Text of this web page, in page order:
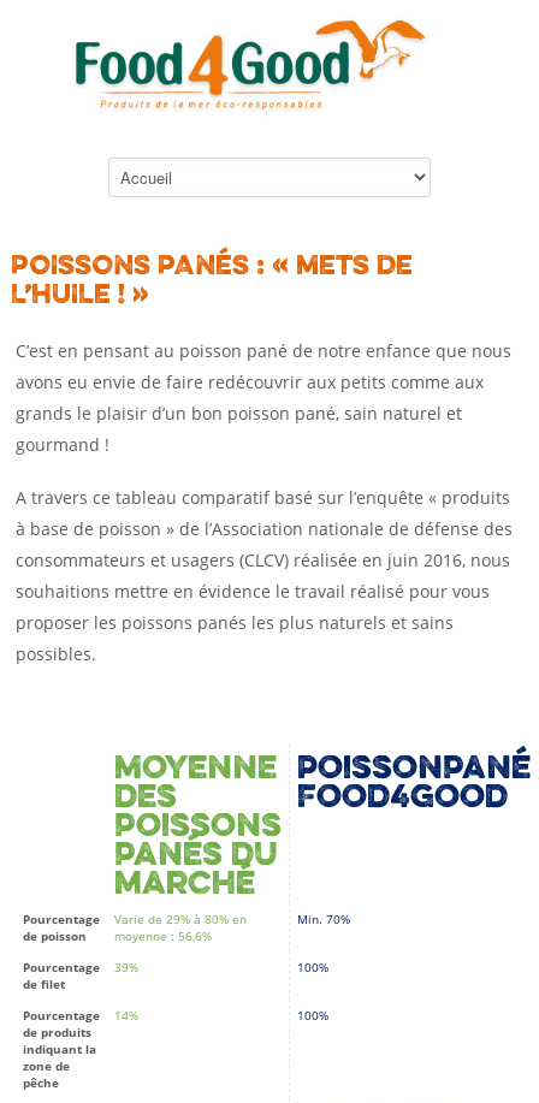
POISSONS PANÉS : « METS DE
L’HUILE ! »
C’est en pensant au poisson pané de notre enfance que nous
avons eu envie de faire redécouvrir aux petits comme aux
grands le plaisir d’un bon poisson pané, sain naturel et
gourmand !
A travers ce tableau comparatif basé sur l’enquête « produits
à base de poisson » de l’Association nationale de défense des
consommateurs et usagers (CLCV) réalisée en juin 2016, nous
souhaitions mettre en évidence le travail réalisé pour vous
proposer les poissons panés les plus naturels et sains
possibles.
Moyenne
des
poissons
panés du
marché
Poissonpané
Food4Good
Pourcentage
de poisson
Varie de 29% à 80% en
moyenne : 56,6%
Min. 70%
Pourcentage
de filet
39% 100%
Pourcentage
de produits
indiquant la
zone de
pêche
14% 100%